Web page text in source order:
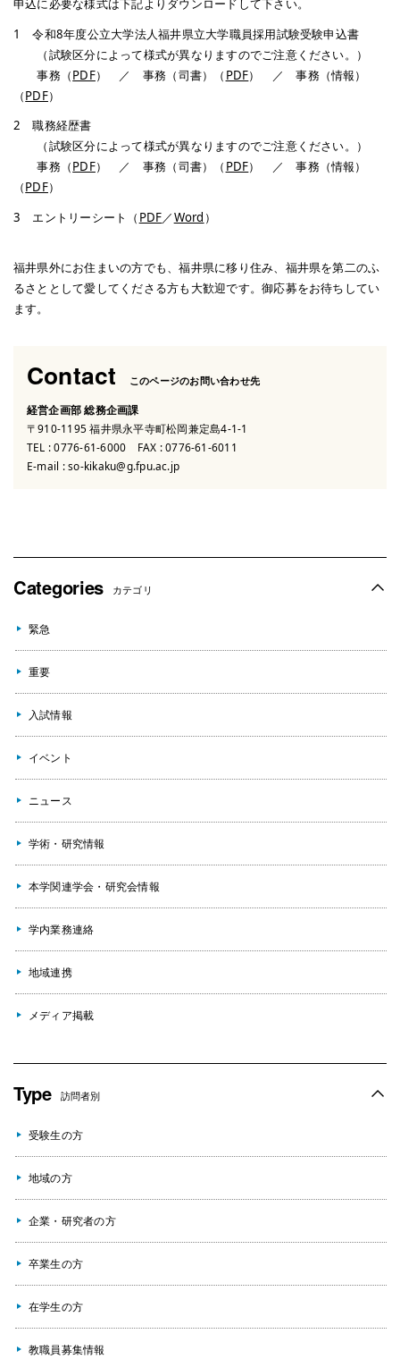
申込に必要な様式は下記よりダウンロードして下さい。
1 令和8年度公立大学法人福井県立大学職員採用試験受験申込書
（試験区分によって様式が異なりますのでご注意ください。）
事務（PDF） ／ 事務（司書）（ PDF） ／ 事務（情報）
（PDF）
2 職務経歴書
（試験区分によって様式が異なりますのでご注意ください。）
事務（PDF） ／ 事務（司書）（ PDF） ／ 事務（情報）
（PDF）
3 エントリーシート（ PDF／Word ）
福井県外にお住まいの方でも、福井県に移り住み、福井県を第二のふ
るさととして愛してくださる方も大歓迎です。御応募をお待ちしてい
ます。
Contact このページのお問い合わせ先
経営企画部 総務企画課
〒910-1195 福井県永平寺町松岡兼定島4-1-1
TEL :0776-61-6000 FAX : 0776-61-6011
E-mail :so-kikaku@g.fpu.ac.jp
Categories カテゴリ
緊急
重要
入試情報
イベント
ニュース
学術・研究情報
本学関連学会・研究会情報
学内業務連絡
地域連携
メディア掲載
Type 訪問者別
受験生の方
地域の方
企業・研究者の方
卒業生の方
在学生の方
教職員募集情報